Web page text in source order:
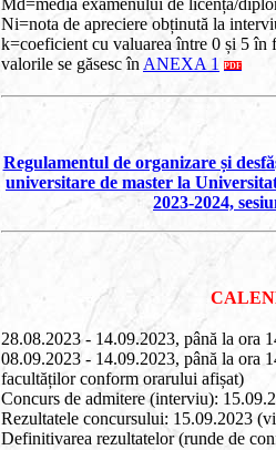
Ni=nota de apreciere obținută la
k=coeficient cu valuarea între 0 și 5 în
valorile se găsesc în ANEXA 1
Regulamentul de organizare și
universitare de master la
2023-2024,
28.08.2023 - 14.09.2023, până la ora
08.09.2023 - 14.09.2023, până la ora
facultăților conform orarului afișat)
Concurs de admitere (interviu):
Rezultatele concursului: 15.09.2023
Definitivarea rezultatelor (runde de